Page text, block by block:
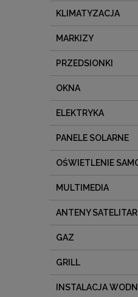
KLIMATYZACJA
MARKIZY
PRZEDSIONKI
OKNA
ELEKTRYKA
PANELE SOLARNE
OŚWIETLENIE
MULTIMEDIA
ANTENY
GAZ
GRILL
INSTALACJA